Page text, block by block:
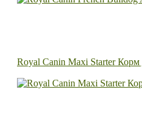
Royal Canin Maxi Starter